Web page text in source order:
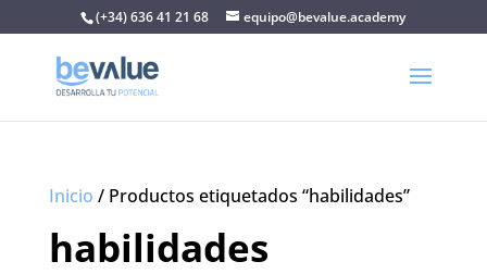
(+34) 636 41 21 68 equipo@bevalue.academy
Inicio / Productos etiquetados “habilidades”
habilidades